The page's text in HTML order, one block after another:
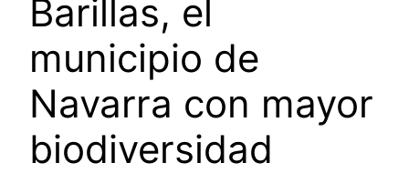
Barillas, el
municipio de
Navarra con mayor
biodiversidad